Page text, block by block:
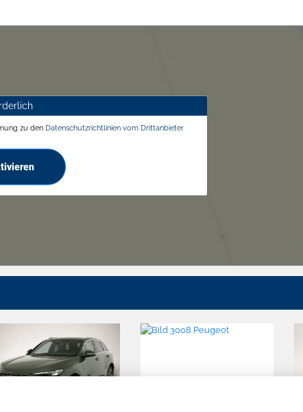
zu den Datenschutzrichtlinien vom Drittanbieter